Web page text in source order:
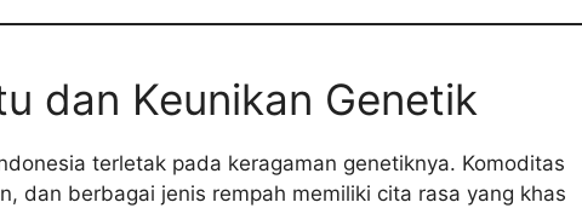
dan Keunikan Genetik
terletak pada keragaman genetiknya. Komoditas
dan berbagai jenis rempah memiliki cita rasa yang khas